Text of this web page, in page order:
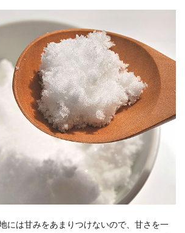
には甘みをあまりつけないので、甘さを一